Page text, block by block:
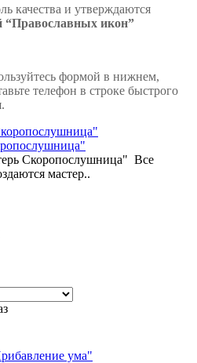
качества и утверждаются
“Православных икон”
формой в нижнем,
телефон в строке быстрого
Скоропослушница" Все
мастер..